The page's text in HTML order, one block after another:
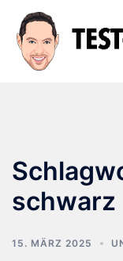
Inhalt
springen
schwarz
15. MÄRZ 2025